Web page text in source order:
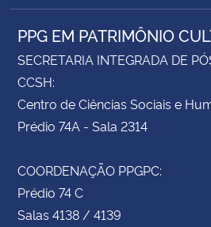
PPG EM PATRIMÔNIO
SECRETARIA INTEGRADA DE
CCSH:
Centro de Ciências Sociais e
Prédio 74A - Sala 2314
COORDENAÇÃO PPGPC:
Prédio 74 C
Salas 4138 / 4139